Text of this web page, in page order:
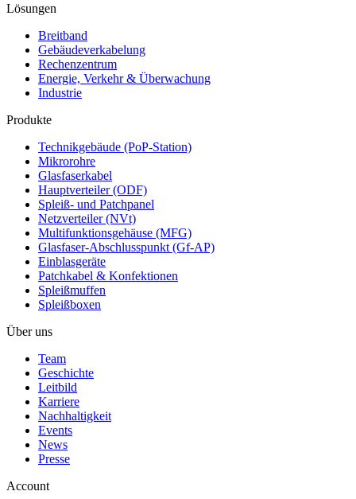
Lösungen
Breitband
Gebäudeverkabelung
Rechenzentrum
Energie, Verkehr & Überwachung
Industrie
Produkte
Technikgebäude (PoP-Station)
Mikrorohre
Glasfaserkabel
Hauptverteiler (ODF)
Spleiß- und Patchpanel
Netzverteiler (NVt)
Multifunktionsgehäuse (MFG)
Glasfaser-Abschlusspunkt (Gf-AP)
Einblasgeräte
Patchkabel & Konfektionen
Spleißmuffen
Spleißboxen
Über uns
Team
Geschichte
Leitbild
Karriere
Nachhaltigkeit
Events
News
Presse
Account